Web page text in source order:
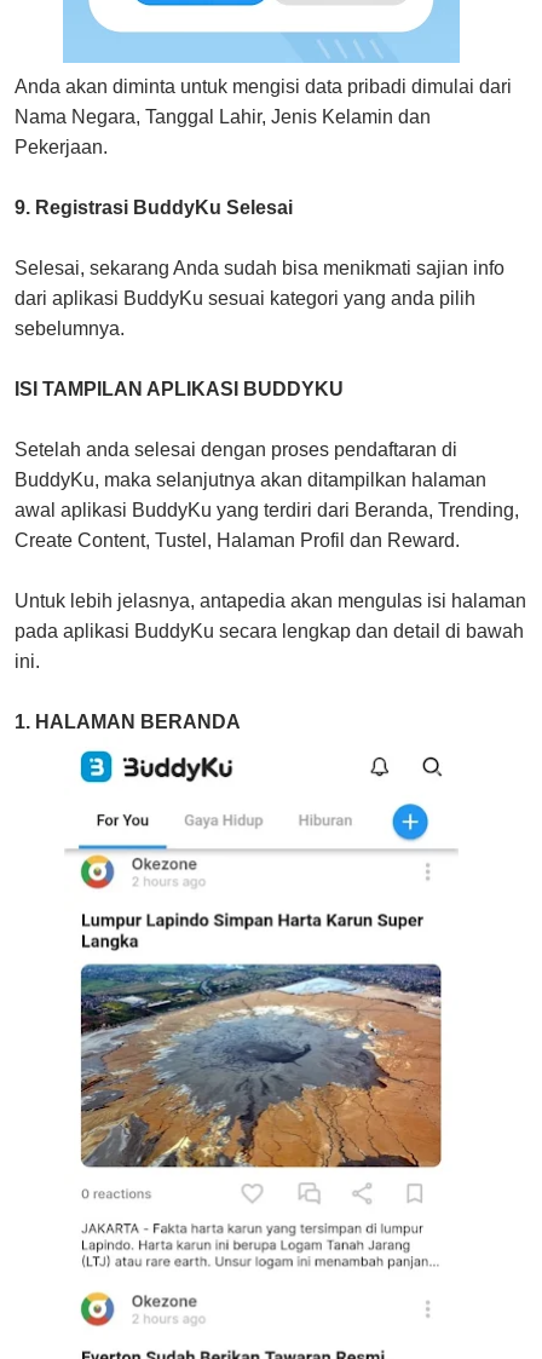
Anda akan diminta untuk mengisi data pribadi dimulai dari
Nama Negara, Tanggal Lahir, Jenis Kelamin dan
Pekerjaan.
9. Registrasi BuddyKu Selesai
Selesai, sekarang Anda sudah bisa menikmati sajian info
dari aplikasi BuddyKu sesuai kategori yang anda pilih
sebelumnya.
ISI TAMPILAN APLIKASI BUDDYKU
Setelah anda selesai dengan proses pendaftaran di
BuddyKu, maka selanjutnya akan ditampilkan halaman
awal aplikasi BuddyKu yang terdiri dari Beranda, Trending,
Create Content, Tustel, Halaman Profil dan Reward.
Untuk lebih jelasnya, antapedia akan mengulas isi halaman
pada aplikasi BuddyKu secara lengkap dan detail di bawah
ini.
1. HALAMAN BERANDA